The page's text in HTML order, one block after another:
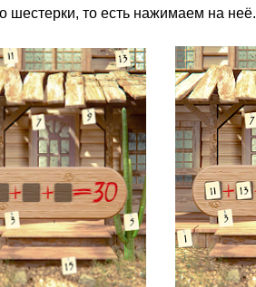
шестерки, то есть нажимаем на неё.